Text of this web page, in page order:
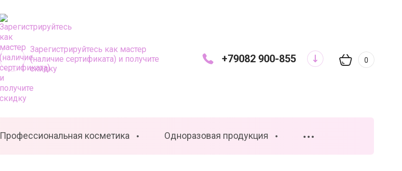
0
Зарегистрируйтесь как мастер
(наличие сертификата) и получите
скидку
+79082 900-855
Профессиональная косметика Одноразовая продукция •••